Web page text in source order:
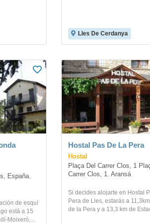
Lles De Cerdanya
España.
de esquí
está a 15
Moixeró,...
Hostal Pas De La Pera
Hostal
Plaça Del Carrer Clos, 1
Carrer Clos, 1. Aransá
Si decides alojarte en Hostal
Pera de Lles, estarás a
de la Pera y a 13,3 km de